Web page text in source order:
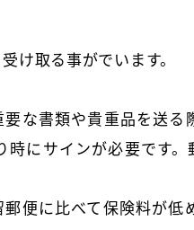
け取る事がでいます。
要な書類や貴重品を送る
時にサインが必要です
郵便に比べて保険料が低